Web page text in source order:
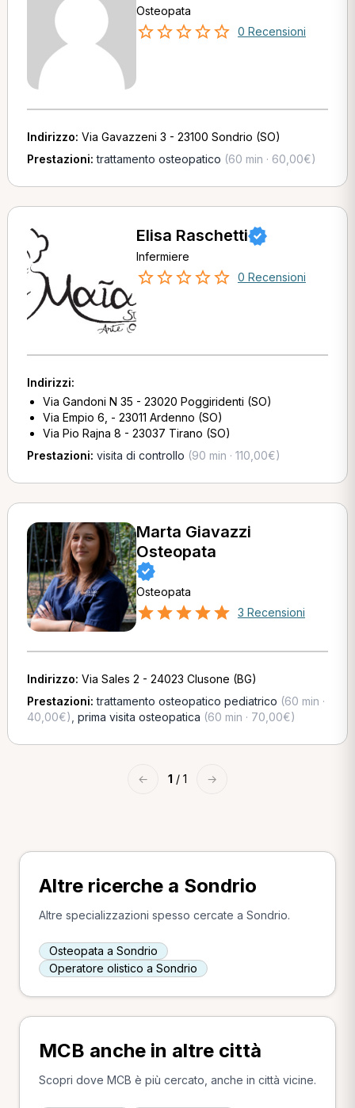
Osteopata
0 Recensioni
Indirizzo: Via Gavazzeni 3 - 23100 Sondrio (SO)
Prestazioni:trattamento osteopatico (60 min · 60,00€)
Elisa Raschetti
Infermiere
0 Recensioni
Indirizzi:
Via Gandoni N 35 - 23020 Poggiridenti (SO)
Via Empio 6, - 23011 Ardenno (SO)
Via Pio Rajna 8 - 23037 Tirano (SO)
Prestazioni: visita di controllo (90 min · 110,00€)
Marta Giavazzi
Osteopata
Osteopata
3 Recensioni
Indirizzo: Via Sales 2 - 24023 Clusone (BG)
Prestazioni:trattamento osteopatico pediatrico (60 min ·
40,00€) prima visita osteopatica (60 min · 70,00€)
← 1 / 1 →
Altre ricerche a Sondrio
Altre specializzazioni spesso cercate a Sondrio.
Osteopata a Sondrio
Operatore olistico a Sondrio
MCB anche in altre città
Scopri dove MCB è più cercato, anche in città vicine.